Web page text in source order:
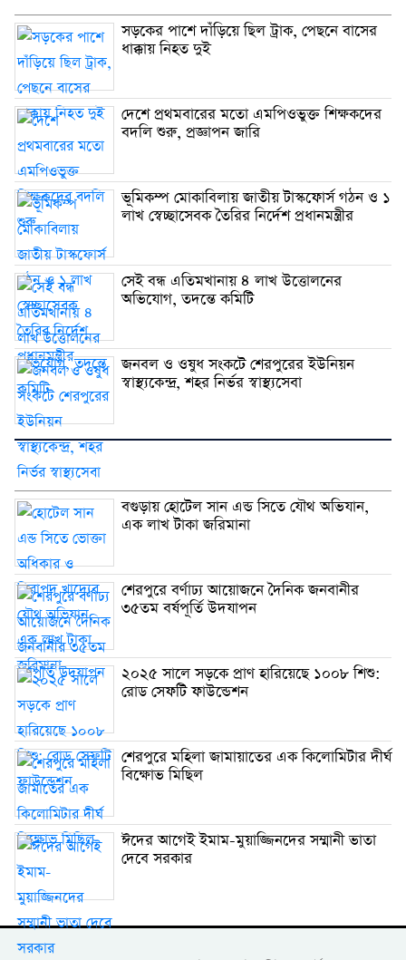
সড়কের পাশে দাঁড়িয়ে ছিল ট্রাক, পেছনে বাসের
ধাক্কায় নিহত দুই
দেশে প্রথমবারের মতো এমপিওভুক্ত শিক্ষকদের
বদলি শুরু, প্রজ্ঞাপন জারি
ভূমিকম্প মোকাবিলায় জাতীয় টাস্কফোর্স গঠন ও ১
লাখ স্বেচ্ছাসেবক তৈরির নির্দেশ প্রধানমন্ত্রীর
সেই বন্ধ এতিমখানায় ৪ লাখ উত্তোলনের
অভিযোগ, তদন্তে কমিটি
জনবল ও ওষুধ সংকটে শেরপুরের ইউনিয়ন
স্বাস্থ্যকেন্দ্র, শহর নির্ভর স্বাস্থ্যসেবা
বগুড়ায় হোটেল সান এন্ড সিতে যৌথ অভিযান,
এক লাখ টাকা জরিমানা
শেরপুরে বর্ণাঢ্য আয়োজনে দৈনিক জনবানীর
৩৫তম বর্ষপূর্তি উদযাপন
২০২৫ সালে সড়কে প্রাণ হারিয়েছে ১০০৮ শিশু:
রোড সেফটি ফাউন্ডেশন
শেরপুরে মহিলা জামায়াতের এক কিলোমিটার দীর্ঘ
বিক্ষোভ মিছিল
ঈদের আগেই ইমাম-মুয়াজ্জিনদের সম্মানী ভাতা
দেবে সরকার